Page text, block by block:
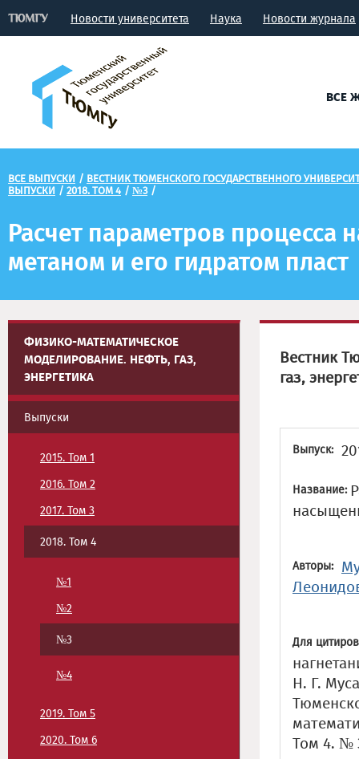
Новости университета Наука Новости журнала
ВСЕ
ВСЕ ВЫПУСКИ / ВЕСТНИК ТЮМЕНСКОГО ГОСУДАРСТВЕННОГО
ВЫПУСКИ / 2018. ТОМ 4 / №3 /
Расчет параметров процесса
метаном и его гидратом пласт
ФИЗИКО-МАТЕМАТИЧЕСКОЕ
МОДЕЛИРОВАНИЕ. НЕФТЬ, ГАЗ,
ЭНЕРГЕТИКА
Выпуски
2015. Том 1
2016. Том 2
2017. Том 3
2018. Том 4
№1
№2
№3
№4
2019. Том 5
2020. Том 6
Вестник
газ,
Выпуск:
Название:
Авторы:
Для
Н. Г.
Том 4. №